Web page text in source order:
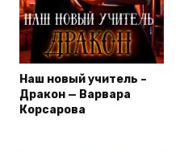
Наш новый учитель –
Дракон — Варвара
Корсарова